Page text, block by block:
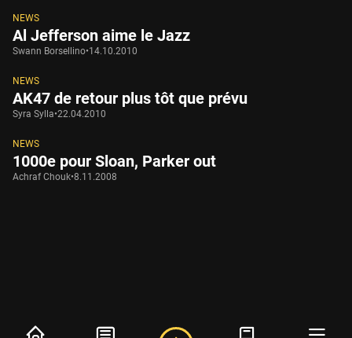
NEWS
Al Jefferson aime le Jazz
Swann Borsellino•14.10.2010
NEWS
AK47 de retour plus tôt que prévu
Syra Sylla•22.04.2010
NEWS
1000e pour Sloan, Parker out
Achraf Chouk•8.11.2008